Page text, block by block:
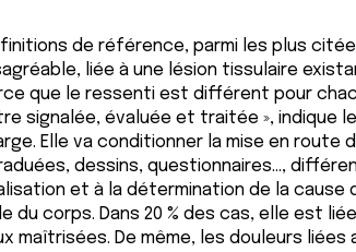
de référence, parmi les plus
liée à une lésion tissulaire
que le ressenti est différent pour
signalée, évaluée et traitée », indique
Elle va conditionner la mise en route
dessins, questionnaires…,
et à la détermination de la
corps. Dans 20 % des cas, elle est
De même, les douleurs